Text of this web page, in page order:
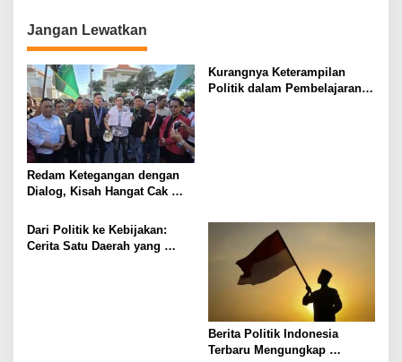
a
s
i
p
o
s
Jangan Lewatkan
Redam Ketegangan dengan
Dialog, Kisah Hangat Cak
Cipayung Plus di DPRD
Surabaya
Kurangnya Keterampilan
Politik dalam Pembelajaran
Dari Politik ke Kebijakan:
Cerita Satu Daerah yang
Berita Politik Indonesia
Terbaru Mengungkap